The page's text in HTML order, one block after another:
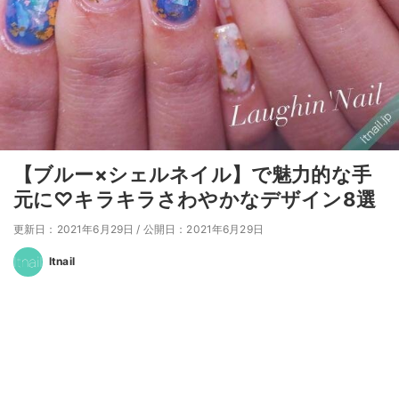
【ブルー×シェルネイル】で魅力的な手
元に♡キラキラさわやかなデザイン8選
更新日：2021年6月29日 / 公開日：2021年6月29日
Itnail